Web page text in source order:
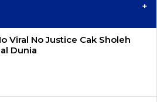
+
Viral No Justice Cak Sholeh
Dunia